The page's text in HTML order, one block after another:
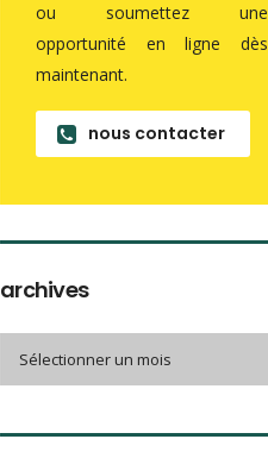
ou soumettez une
opportunité en ligne dès
maintenant.
nous contacter
archives
Sélectionner un mois